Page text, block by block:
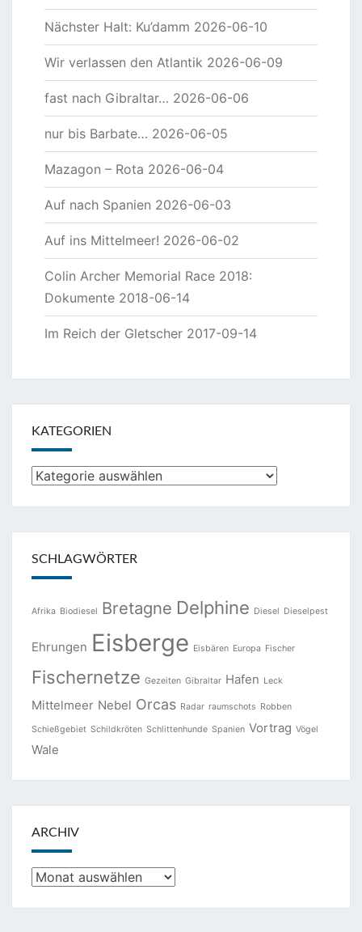
Nächster Halt: Ku’damm 2026-06-10
Wir verlassen den Atlantik 2026-06-09
fast nach Gibraltar… 2026-06-06
nur bis Barbate… 2026-06-05
Mazagon – Rota 2026-06-04
Auf nach Spanien 2026-06-03
Auf ins Mittelmeer! 2026-06-02
Colin Archer Memorial Race 2018:
Dokumente 2018-06-14
Im Reich der Gletscher 2017-09-14
KATEGORIEN
Kategorien
SCHLAGWÖRTER
Afrika Biodiesel Bretagne Delphine Diesel Dieselpest
Ehrungen Eisberge Eisbären Europa Fischer
Fischernetze Gezeiten Gibraltar Hafen Leck
Mittelmeer Nebel Orcas Radar raumschots Robben
Schießgebiet Schildkröten Schlittenhunde Spanien Vortrag Vögel
Wale
ARCHIV
Archiv